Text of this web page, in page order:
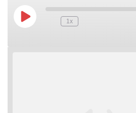
Play
Episode
Rewind
1x